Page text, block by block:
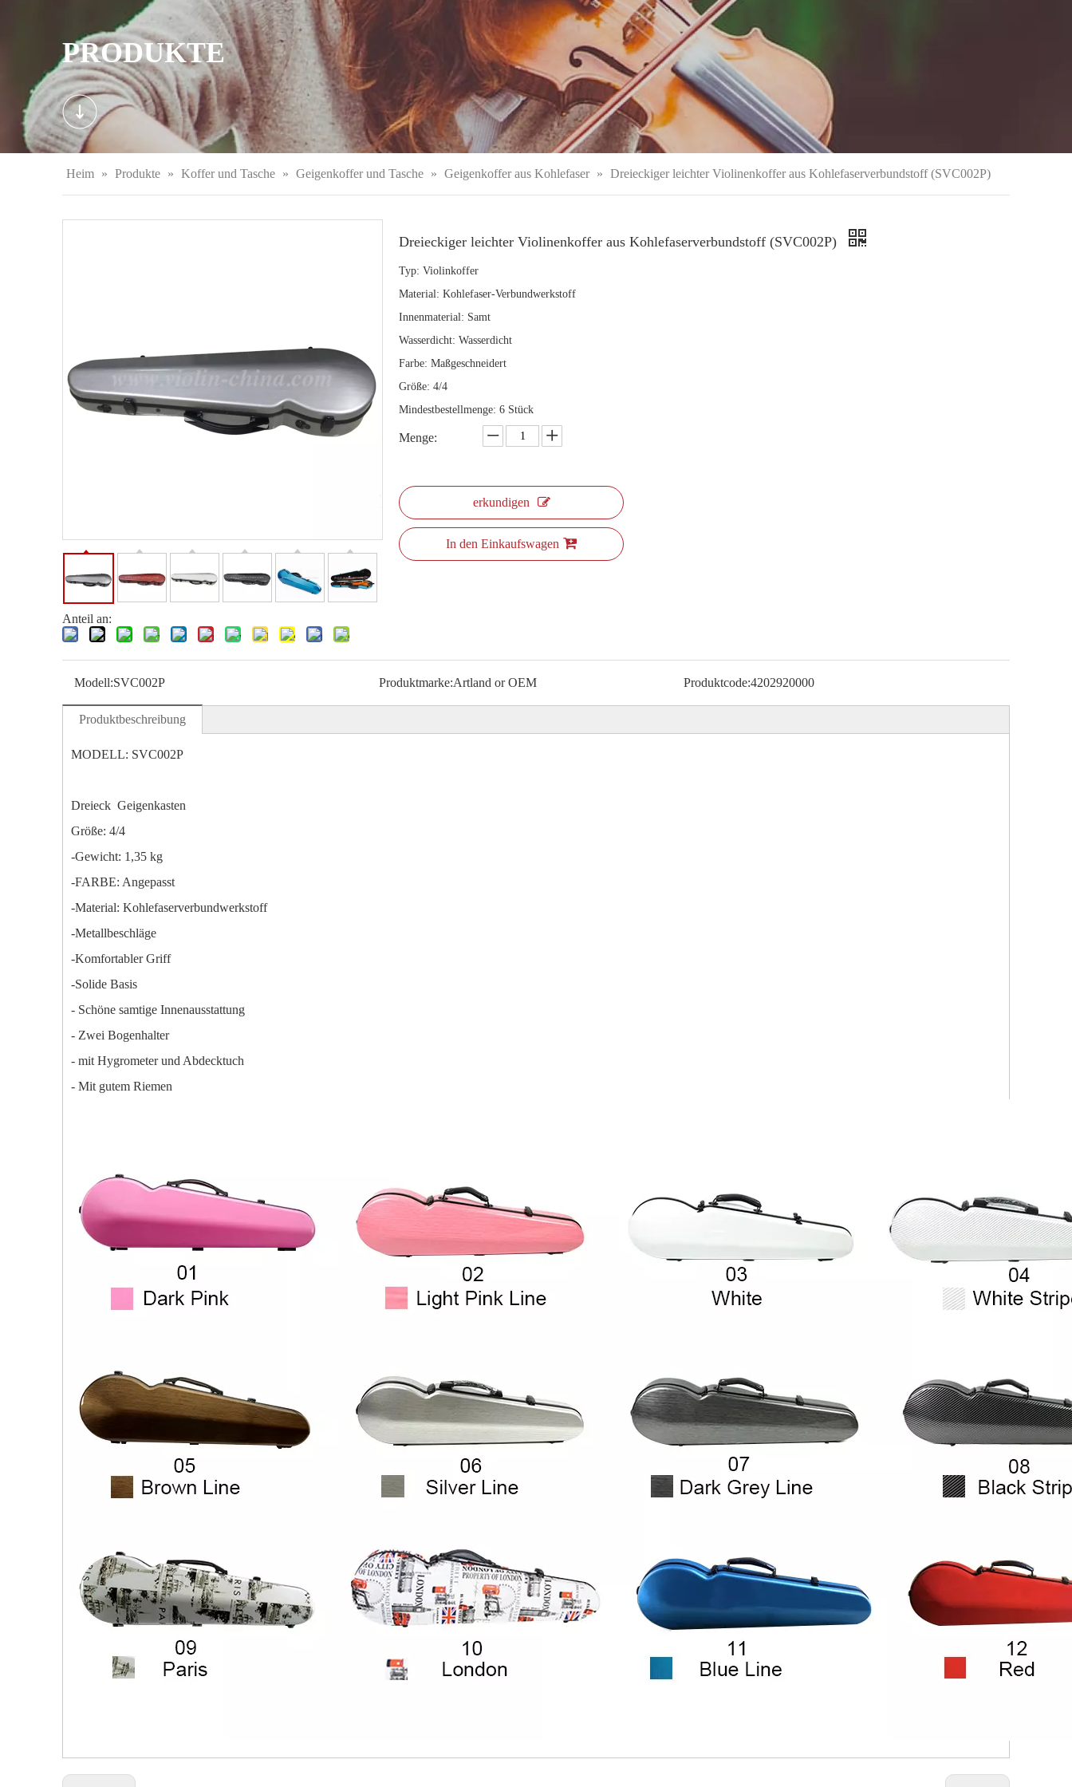
PRODUKTE
Heim » Produkte » Koffer und Tasche » Geigenkoffer und Tasche » Geigenkoffer aus Kohlefaser » Dreieckiger leichter Violinenkoffer aus Kohlefaserverbundstoff (SVC002P)
Anteil an:
Dreieckiger leichter Violinenkoffer aus Kohlefaserverbundstoff (SVC002P)
Typ: Violinkoffer
Material: Kohlefaser-Verbundwerkstoff
Innenmaterial: Samt
Wasserdicht: Wasserdicht
Farbe: Maßgeschneidert
Größe: 4/4
Mindestbestellmenge: 6 Stück
Menge:
erkundigen
In den Einkaufswagen
Modell:SVC002P Produktmarke:Artland or OEM Produktcode:4202920000
Produktbeschreibung
MODELL: SVC002P
Dreieck Geigenkasten
Größe: 4/4
-Gewicht: 1,35 kg
-FARBE: Angepasst
-Material: Kohlefaserverbundwerkstoff
-Metallbeschläge
-Komfortabler Griff
-Solide Basis
- Schöne samtige Innenausstattung
- Zwei Bogenhalter
- mit Hygrometer und Abdecktuch
- Mit gutem Riemen